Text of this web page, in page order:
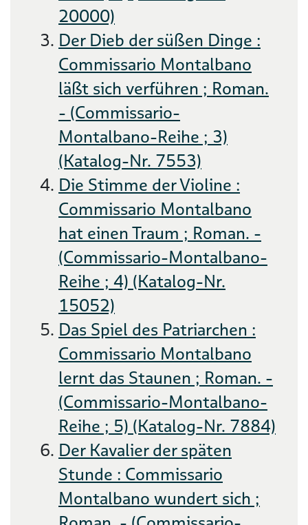
20000)
Der Dieb der süßen Dinge :
Commissario Montalbano
läßt sich verführen ; Roman.
- (Commissario-
Montalbano-Reihe ; 3)
(Katalog-Nr. 7553)
Die Stimme der Violine :
Commissario Montalbano
hat einen Traum ; Roman. -
(Commissario-Montalbano-
Reihe ; 4) (Katalog-Nr.
15052)
Das Spiel des Patriarchen :
Commissario Montalbano
lernt das Staunen ; Roman. -
(Commissario-Montalbano-
Reihe ; 5) (Katalog-Nr. 7884)
Der Kavalier der späten
Stunde : Commissario
Montalbano wundert sich ;